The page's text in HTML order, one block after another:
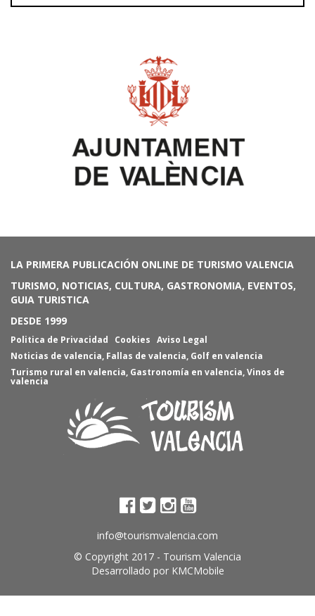
LA PRIMERA PUBLICACIÓN ONLINE DE TURISMO VALENCIA
TURISMO, NOTICIAS, CULTURA, GASTRONOMIA, EVENTOS,
GUIA TURISTICA
DESDE 1999
Politica de Privacidad Cookies Aviso Legal
Noticias de valencia, Fallas de valencia, Golf en valencia
Turismo rural en valencia, Gastronomía en valencia,Vinos de
valencia
info@tourismvalencia.com
© Copyright 2017 - Tourism Valencia
Desarrollado por KMCMobile